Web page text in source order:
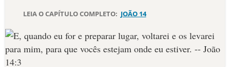
DEVOCIONAL DIÁRIO
10 MANDAMENTOS
LEIA O CAPÍTULO COMPLETO: JOÃO 14